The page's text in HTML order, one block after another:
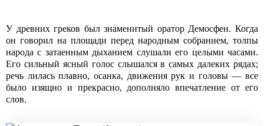
У древних греков был знаменитый оратор Демосфен. Когда
он говорил на площади перед народным собранием, толпы
народа с затаенным дыханием слушали его целыми часами.
Его сильный ясный голос слышался в самых далеких рядах;
речь лилась плавно, осанка, движения рук и головы — все
было изящно и прекрасно, дополняло впечатление от его
слов.